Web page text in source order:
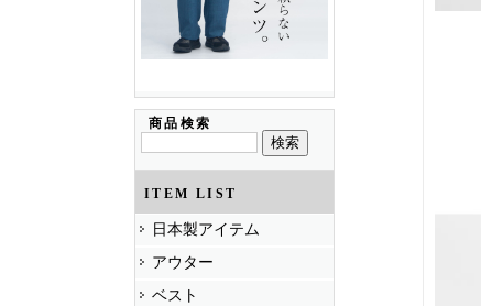
商品検索
ITEM LIST
日本製アイテム
アウター
ベスト